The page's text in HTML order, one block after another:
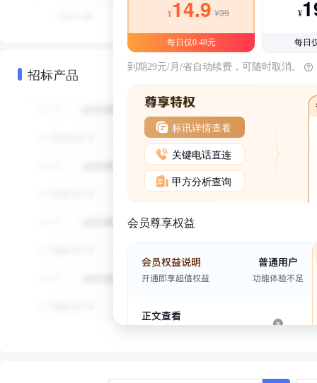
招标产品
¥14.9 ¥39
每日仅0.48元
¥
每日
到期29元/月/省自动续费，可随时取消。
标讯详情查看
关键电话直连
甲方分析查询
会员尊享权益